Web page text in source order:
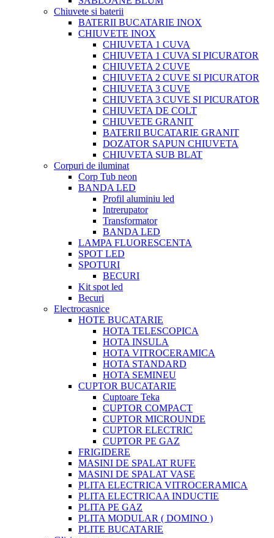
Chiuvete si baterii
BATERII BUCATARIE INOX
CHIUVETE INOX
CHIUVETA 1 CUVA
CHIUVETA 1 CUVA SI PICURATOR
CHIUVETA 2 CUVE
CHIUVETA 2 CUVE SI PICURATOR
CHIUVETA 3 CUVE
CHIUVETA 3 CUVE SI PICURATOR
CHIUVETA DE COLT
CHIUVETE GRANIT
BATERII BUCATARIE GRANIT
DOZATOR SAPUN CHIUVETA
CHIUVETA SUB BLAT
Corpuri de iluminat
Corp Tub neon
BANDA LED
Profil aluminiu led
Intrerupator
Transformator
BANDA LED
LAMPA FLUORESCENTA
SPOT LED
SPOTURI
BECURI
Kit spot led
Becuri
Electrocasnice
HOTE BUCATARIE
HOTA TELESCOPICA
HOTA INSULA
HOTA VITROCERAMICA
HOTA STANDARD
HOTA SEMINEU
CUPTOR BUCATARIE
Cuptoare Teka
CUPTOR COMPACT
CUPTOR MICROUNDE
CUPTOR ELECTRIC
CUPTOR PE GAZ
FRIGIDERE
MASINI DE SPALAT RUFE
MASINI DE SPALAT VASE
PLITA ELECTRICA VITROCERAMICA
PLITA ELECTRICAA INDUCTIE
PLITA PE GAZ
PLITA MODULAR ( DOMINO )
PLITE BUCATARIE